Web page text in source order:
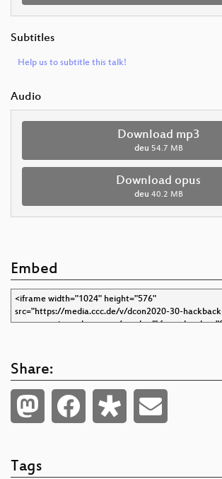
Subtitles
Help us to subtitle this talk!
Audio
Download mp3
deu 54.7 MB
Download opus
deu 40.2 MB
Embed
Share:
Tags